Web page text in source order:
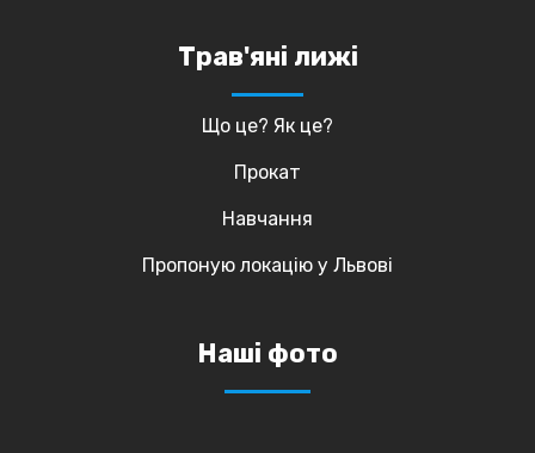
Трав'яні лижі
Що це? Як це?
Прокат
Навчання
Пропоную локацію у Львові
Наші фото